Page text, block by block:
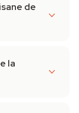
de
la